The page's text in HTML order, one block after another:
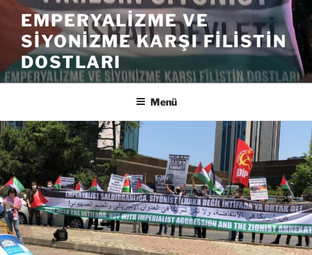
İçeriğe
EMPERYALIZME VE
SIYONIZME KARŞI FILISTIN
DOSTLARI
Menü